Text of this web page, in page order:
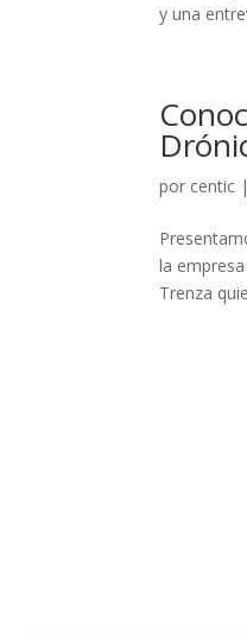
y una
por centic |
la
Trenza